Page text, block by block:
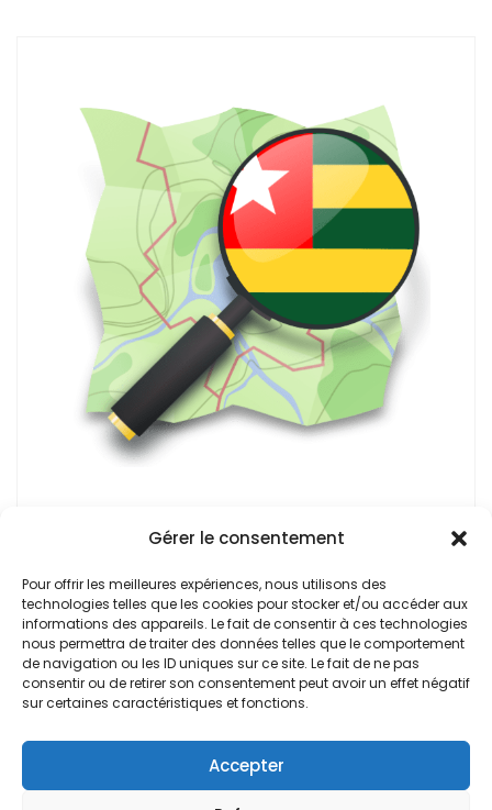
Gérer le consentement
Pour offrir les meilleures expériences, nous utilisons des
technologies telles que les cookies pour stocker et/ou accéder aux
informations des appareils. Le fait de consentir à ces technologies
nous permettra de traiter des données telles que le comportement
de navigation ou les ID uniques sur ce site. Le fait de ne pas
consentir ou de retirer son consentement peut avoir un effet négatif
sur certaines caractéristiques et fonctions.
Accepter
Adidogome, 04 BP 98 Lomé Togo
+228 90 62 95 42
contact@openstreetmap.tg